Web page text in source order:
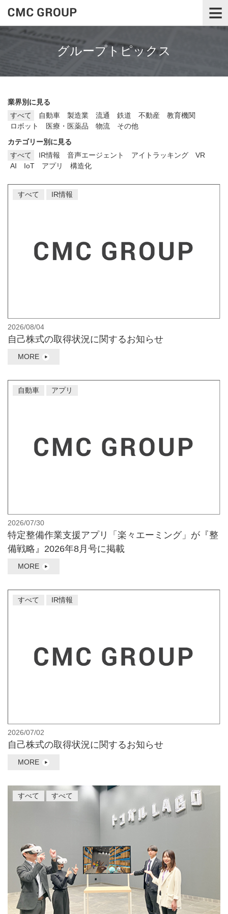
≡
グループトピックス
業界別に見る
すべて
自動車 製造業 流通 鉄道 不動産
教育機関
ロボット
医療・医薬品 物流
その他
カテゴリー別に見る
すべて
IR情報 音声エージェント アイトラッキング
VR
AI
IoT アプリ 構造化
すべて IR情報
2026/08/04
自己株式の取得状況に関するお知らせ
MORE
自動車 アプリ
2026/07/30
特定整備作業支援アプリ「楽々エーミング」が『整
備戦略』2026年8月号に掲載
MORE
すべて IR情報
2026/07/02
自己株式の取得状況に関するお知らせ
MORE
すべて すべて